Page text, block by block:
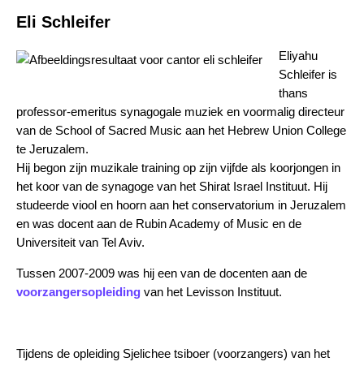
Eli Schleifer
Eliyahu
Schleifer is
thans
professor-emeritus synagogale muziek en voormalig directeur
van de School of Sacred Music aan het Hebrew Union College
te Jeruzalem.
Hij begon zijn muzikale training op zijn vijfde als koorjongen in
het koor van de synagoge van het Shirat Israel Instituut. Hij
studeerde viool en hoorn aan het conservatorium in Jeruzalem
en was docent aan de Rubin Academy of Music en de
Universiteit van Tel Aviv.
Tussen 2007-2009 was hij een van de docenten aan de
voorzangersopleiding van het Levisson Instituut.
Tijdens de opleiding Sjelichee tsiboer (voorzangers) van het